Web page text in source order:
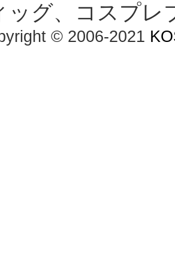
ッグ、コスプレ
© 2006-2021